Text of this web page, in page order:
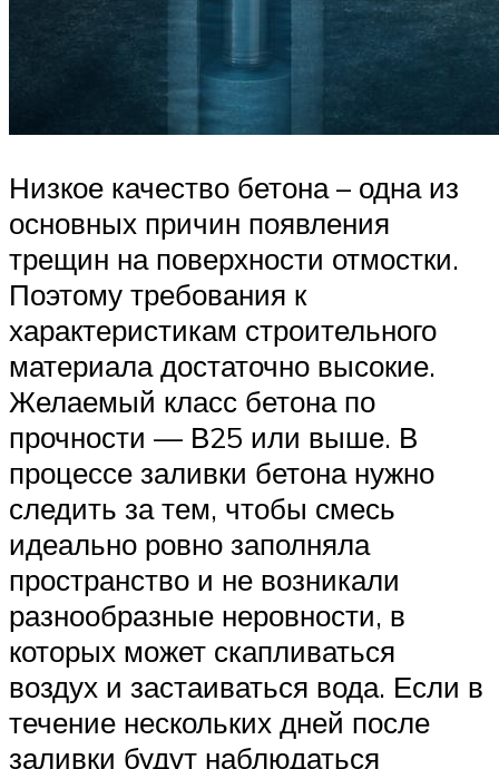
Низкое качество бетона – одна из
основных причин появления
трещин на поверхности отмостки.
Поэтому требования к
характеристикам строительного
материала достаточно высокие.
Желаемый класс бетона по
прочности — В25 или выше. В
процессе заливки бетона нужно
следить за тем, чтобы смесь
идеально ровно заполняла
пространство и не возникали
разнообразные неровности, в
которых может скапливаться
воздух и застаиваться вода. Если в
течение нескольких дней после
заливки будут наблюдаться